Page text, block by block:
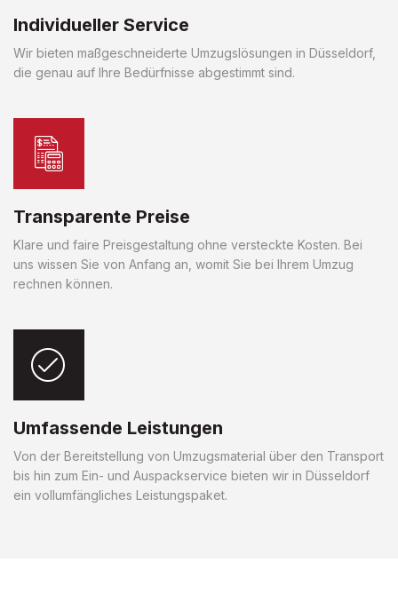
Individueller Service
Wir bieten maßgeschneiderte Umzugslösungen in Düsseldorf,
die genau auf Ihre Bedürfnisse abgestimmt sind.
Transparente Preise
Klare und faire Preisgestaltung ohne versteckte Kosten. Bei
uns wissen Sie von Anfang an, womit Sie bei Ihrem Umzug
rechnen können.
Umfassende Leistungen
Von der Bereitstellung von Umzugsmaterial über den Transport
bis hin zum Ein- und Auspackservice bieten wir in Düsseldorf
ein vollumfängliches Leistungspaket.